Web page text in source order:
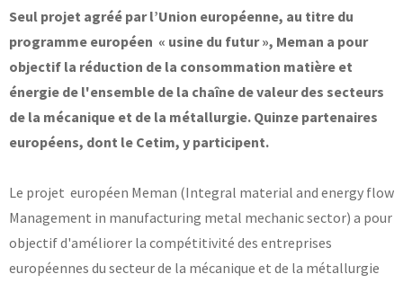
Conseil et Expertises
Analyse de défaillance
Témoignages Clients
NOS FORMATIONS CETIM ACADEMY®
Thématiques
Briques technologiques
Chaînes de valeur
Qualifiantes / certifiantes
Parcours de spécialisation
A distance
NOS LOGICIELS
Logiciels métiers
Logiciels de calcul
Bases de données
Programmes régionaux
Technologies Prioritaires 2030
RECHERCHE
Seul projet agréé par l’Union européenne, au titre du
programme européen « usine du futur », Meman a pour
objectif la réduction de la consommation matière et
énergie de l'ensemble de la chaîne de valeur des secteurs
de la mécanique et de la métallurgie. Quinze partenaires
européens, dont le Cetim, y participent.
Le projet européen Meman (Integral material and energy flow
Management in manufacturing metal mechanic sector) a pour
objectif d'améliorer la compétitivité des entreprises
européennes du secteur de la mécanique et de la métallurgie